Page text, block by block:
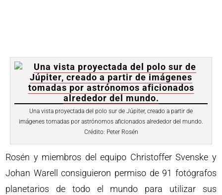
Una vista proyectada del polo sur de Júpiter, creado a partir de
imágenes tomadas por astrónomos aficionados alrededor del mundo.
Crédito: Peter Rosén
Rosén y miembros del equipo Christoffer Svenske y
Johan Warell consiguieron permiso de 91 fotógrafos
planetarios de todo el mundo para utilizar sus